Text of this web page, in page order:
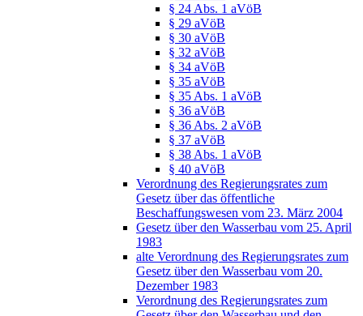
§ 24 Abs. 1 aVöB
§ 29 aVöB
§ 30 aVöB
§ 32 aVöB
§ 34 aVöB
§ 35 aVöB
§ 35 Abs. 1 aVöB
§ 36 aVöB
§ 36 Abs. 2 aVöB
§ 37 aVöB
§ 38 Abs. 1 aVöB
§ 40 aVöB
Verordnung des Regierungsrates zum
Gesetz über das öffentliche
Beschaffungswesen vom 23. März 2004
Gesetz über den Wasserbau vom 25. April
1983
alte Verordnung des Regierungsrates zum
Gesetz über den Wasserbau vom 20.
Dezember 1983
Verordnung des Regierungsrates zum